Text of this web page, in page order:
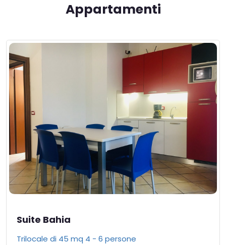
Appartamenti
Suite Bahia
Trilocale di 45 mq 4 - 6 persone